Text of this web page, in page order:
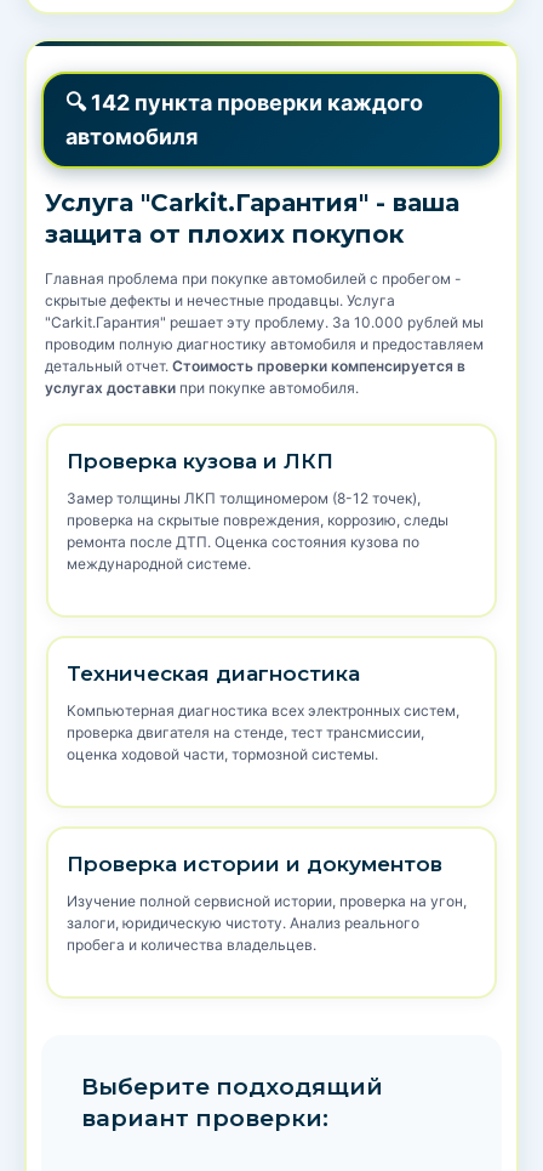
🔍 142 пункта проверки каждого
автомобиля
Услуга "Carkit.Гарантия" - ваша
защита от плохих покупок
Главная проблема при покупке автомобилей с пробегом -
скрытые дефекты и нечестные продавцы. Услуга
"Carkit.Гарантия" решает эту проблему. За 10.000 рублей мы
проводим полную диагностику автомобиля и предоставляем
детальный отчет. Стоимость проверки компенсируется в
услугах доставки при покупке автомобиля.
Проверка кузова и ЛКП
Замер толщины ЛКП толщиномером (8-12 точек),
проверка на скрытые повреждения, коррозию, следы
ремонта после ДТП. Оценка состояния кузова по
международной системе.
Техническая диагностика
Компьютерная диагностика всех электронных систем,
проверка двигателя на стенде, тест трансмиссии,
оценка ходовой части, тормозной системы.
Проверка истории и документов
Изучение полной сервисной истории, проверка на угон,
залоги, юридическую чистоту. Анализ реального
пробега и количества владельцев.
Выберите подходящий
вариант проверки: